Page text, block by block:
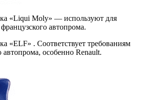
«Liqui Moly» — используют для
автопрома.
«ELF» . Соответствует требованиям
автопрома, особенно Renault.